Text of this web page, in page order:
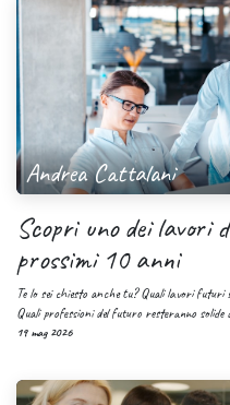
Andrea Cattalani
Scopri uno dei lavori
prossimi 10 anni
Te lo sei chiesto anche tu? Quali lavori
Quali professioni del futuro resteranno
19 mag 2026